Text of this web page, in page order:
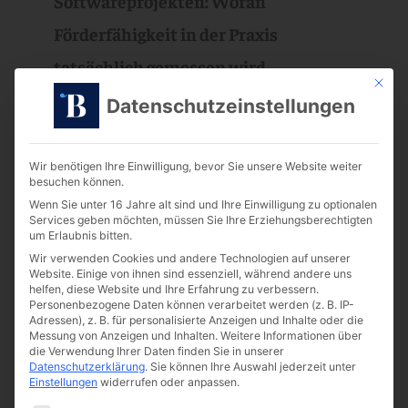
Förderfähigkeit in der Praxis
tatsächlich gemessen wird
Die Forschungszulage ist für viele
Unternehmen aus dem Softwarebereich ein
Entwicklungsprojekte zu finanzieren.
Gleichzeitig zeigt sich in der Praxis, dass
gerade Softwarevorhaben häufig abgelehnt
werden, oft trotz erheblicher
Entwicklungsaufwände. Der Grund dafür
muss nicht zwingend im Projekt selbst
liegen. In diesem Artikel beleuchten wir ein
Urteil des Verwaltungsgerichts Berlin, das
Mit
Datenschutzeinstellungen
Wir benötigen Ihre Einwilligung, bevor Sie unsere Website weiter
besuchen können.
Wenn Sie unter 16 Jahre alt sind und Ihre Einwilligung zu optionalen
Services geben möchten, müssen Sie Ihre Erziehungsberechtigten
um Erlaubnis bitten.
Wir verwenden Cookies und andere Technologien auf unserer
Website. Einige von ihnen sind essenziell, während andere uns
helfen, diese Website und Ihre Erfahrung zu verbessern.
Personenbezogene Daten können verarbeitet werden (z. B. IP-
Adressen), z. B. für personalisierte Anzeigen und Inhalte oder die
Messung von Anzeigen und Inhalten. Weitere Informationen über
die Verwendung Ihrer Daten finden Sie in unserer
Datenschutzerklärung. Sie können Ihre Auswahl jederzeit unter
Einstellungen widerrufen oder anpassen.